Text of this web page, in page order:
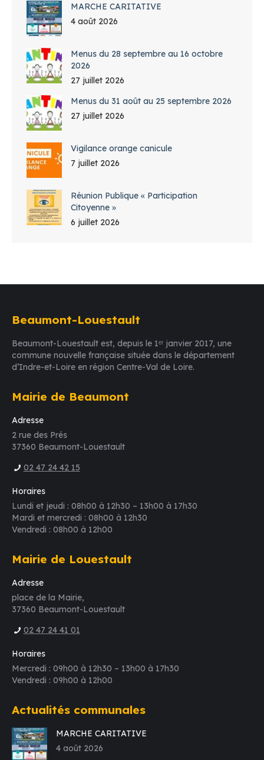
MARCHE CARITATIVE
4 août 2026
Menus du 28 septembre au 16 octobre
2026
27 juillet 2026
Menus du 31 août au 25 septembre 2026
27 juillet 2026
Vigilance orange canicule
7 juillet 2026
Réunion Publique « Participation
Citoyenne »
6 juillet 2026
Beaumont-Louestault
Beaumont-Louestault est, depuis le 1ᵉʳ janvier 2017, une
commune nouvelle française située dans le département
d’Indre-et-Loire en région Centre-Val de Loire.
Mairie de Beaumont
Adresse
2 rue des Prés
37360 Beaumont-Louestault
02 47 24 42 15
Horaires
Lundi et jeudi : 08h00 à 12h30 – 13h00 à 17h30
Mardi et mercredi : 08h00 à 12h30
Vendredi : 08h00 à 12h00
Mairie de Louestault
Adresse
place de la Mairie,
37360 Beaumont-Louestault
02 47 24 41 01
Horaires
Mercredi : 09h00 à 12h30 – 13h00 à 17h30
Vendredi : 09h00 à 12h00
Actualités communales
MARCHE CARITATIVE
4 août 2026